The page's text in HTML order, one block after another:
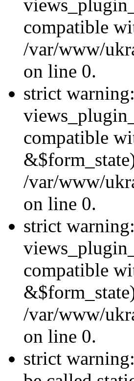
compatible
/var/www/
on line 0.
strict
compatible
/var/www/
on line 0.
strict
compatible
/var/www/
on line 0.
strict